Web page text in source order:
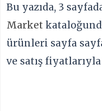
Bu yazıda, 3
Market
ürünleri sayfa
ve satış